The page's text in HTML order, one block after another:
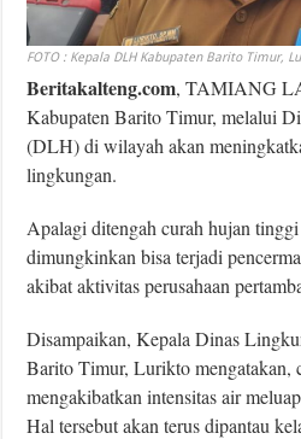
FOTO : Kepala DLH Kabupaten Barito Timur,
Beritakalteng.com, TAMIANG
Kabupaten Barito Timur, melalui
(DLH) di wilayah akan
lingkungan.
Apalagi ditengah curah hujan
dimungkinkan bisa terjadi
akibat aktivitas perusahaan
Disampaikan, Kepala Dinas
Barito Timur, Lurikto mengatakan,
mengakibatkan intensitas air
Hal tersebut akan terus dipantau